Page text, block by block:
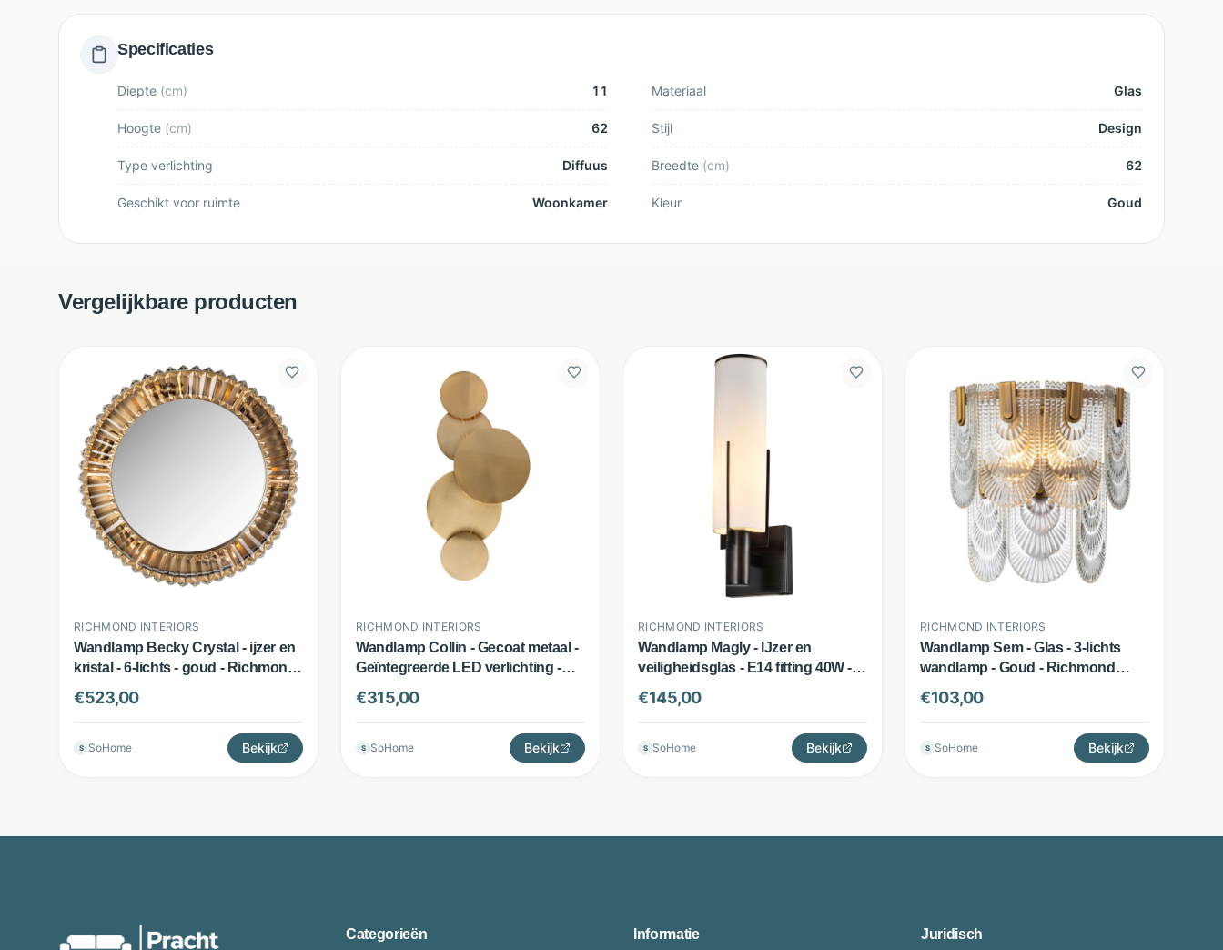
Specificaties
Diepte (cm) 11 Materiaal Glas
Hoogte (cm) 62 Stijl Design
Type verlichting Diffuus Breedte (cm) 62
Geschikt voor ruimte Woonkamer Kleur Goud
Vergelijkbare producten
RICHMOND INTERIORS
Wandlamp Becky Crystal - ijzer en
kristal - 6-lichts - goud - Richmond
Interiors
€523,00
S SoHome Bekijk
RICHMOND INTERIORS
Wandlamp Collin - Gecoat metaal -
Geïntegreerde LED verlichting -
Goud - Richmond Interiors
€315,00
S SoHome Bekijk
RICHMOND INTERIORS
Wandlamp Magly - IJzer en
veiligheidsglas - E14 fitting 40W -
Brons - Richmond Interiors
€145,00
S SoHome Bekijk
RICHMOND INTERIORS
Wandlamp Sem - Glas - 3-lichts
wandlamp - Goud - Richmond
Interiors
€103,00
S SoHome Bekijk
Categorieën Informatie Juridisch